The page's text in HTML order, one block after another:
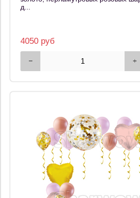
д...
4050 руб